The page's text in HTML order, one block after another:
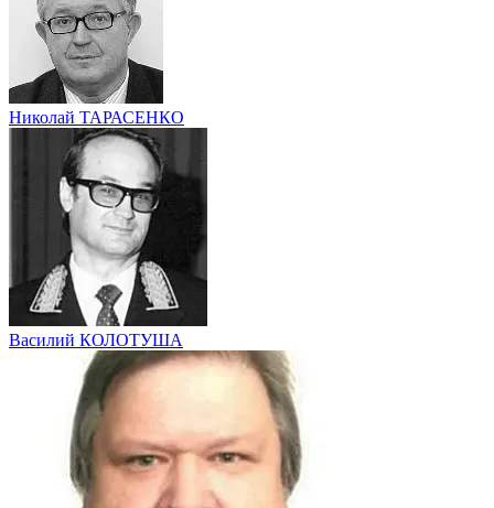
Николай ТАРАСЕНКО
Василий КОЛОТУША